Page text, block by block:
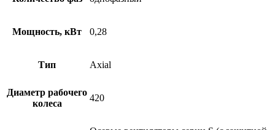
Мощность, кВт 0,28
Тип Axial
Диаметр рабочего
колеса
420